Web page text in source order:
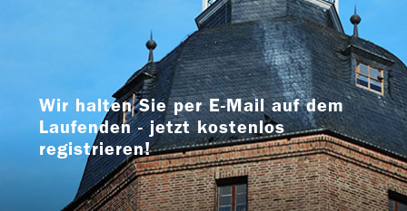
Wir halten Sie per E-Mail auf dem
Laufenden - jetzt kostenlos
registrieren!